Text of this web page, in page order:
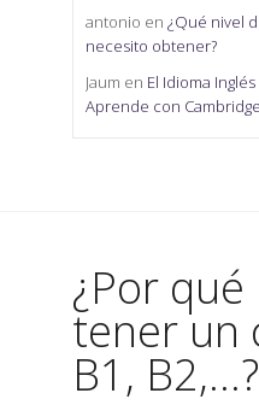
antonio en ¿Qué nivel
necesito obtener?
Jaum en El Idioma
Aprende con
¿Por
tener un
B1, B2,...?